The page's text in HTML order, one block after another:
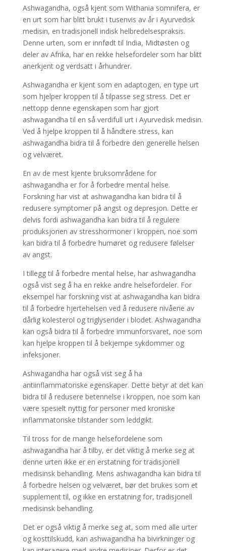
Ashwagandha, også kjent som Withania somnifera, er
en urt som har blitt brukt i tusenvis av år i Ayurvedisk
medisin, en tradisjonell indisk helbredelsespraksis.
Denne urten, som er innfødt til India, Midtøsten og
deler av Afrika, har en rekke helsefordeler som har blitt
anerkjent og verdsatt i århundrer.
Ashwagandha er kjent som en adaptogen, en type urt
som hjelper kroppen til å tilpasse seg stress. Det er
nettopp denne egenskapen som har gjort
ashwagandha til en så verdifull urt i Ayurvedisk medisin.
Ved å hjelpe kroppen til å håndtere stress, kan
ashwagandha bidra til å forbedre den generelle helsen
og velværet.
En av de mest kjente bruksområdene for
ashwagandha er for å forbedre mental helse.
Forskning har vist at ashwagandha kan bidra til å
redusere symptomer på angst og depresjon. Dette er
delvis fordi ashwagandha kan bidra til å regulere
produksjonen av stresshormoner i kroppen, noe som
kan bidra til å forbedre humøret og redusere følelser
av angst.
I tillegg til å forbedre mental helse, har ashwagandha
også vist seg å ha en rekke andre helsefordeler. For
eksempel har forskning vist at ashwagandha kan bidra
til å forbedre hjertehelsen ved å redusere nivåene av
dårlig kolesterol og triglyserider i blodet. Ashwagandha
kan også bidra til å forbedre immunforsvaret, noe som
kan hjelpe kroppen til å bekjempe sykdommer og
infeksjoner.
Ashwagandha har også vist seg å ha
antiinflammatoriske egenskaper. Dette betyr at det kan
bidra til å redusere betennelse i kroppen, noe som kan
være spesielt nyttig for personer med kroniske
inflammatoriske tilstander som leddgikt.
Til tross for de mange helsefordelene som
ashwagandha har å tilby, er det viktig å merke seg at
denne urten ikke er en erstatning for tradisjonell
medisinsk behandling. Mens ashwagandha kan bidra til
å forbedre helsen og velværet, bør det brukes som et
supplement til, og ikke en erstatning for, tradisjonell
medisinsk behandling.
Det er også viktig å merke seg at, som med alle urter
og kosttilskudd, kan ashwagandha ha bivirkninger og